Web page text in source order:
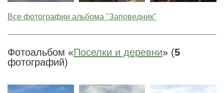
Все фотографии альбома "Заповедник"
Фотоальбом «Поселки и деревни» (5
фотографий)